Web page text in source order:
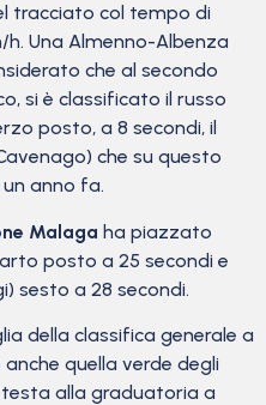
tracciato col tempo di
h. Una Almenno-Albenza
che al secondo
si è classificato il russo
posto, a 8 secondi, il
che su questo
anno fa.
Malaga ha piazzato
posto a 25 secondi e
sesto a 28 secondi.
della classifica generale a
quella verde degli
testa alla graduatoria a